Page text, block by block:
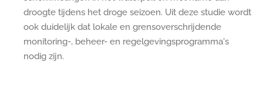
droogte tijdens het droge seizoen. Uit deze studie wordt
ook duidelijk dat lokale en grensoverschrijdende
monitoring-, beheer- en regelgevingsprogramma's
nodig zijn.